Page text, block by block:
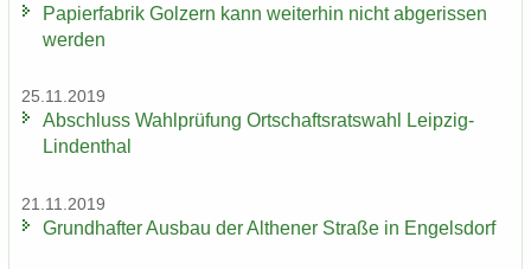
Pa­pier­fa­brik Golz­ern kann wei­ter­hin nicht ab­ge­ris­sen
wer­den
25.11.2019
Ab­schluss Wahl­prü­fung Ort­schafts­rats­wahl Leipzig-​
Lindenthal
21.11.2019
Grund­haf­ter Aus­bau der Alt­he­ner Stra­ße in En­gels­dorf